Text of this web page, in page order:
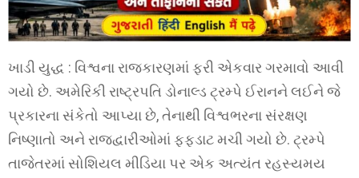
ખાડી યુદ્ધ : વિશ્વના રાજકારણમાં ફરી એકવાર ગરમાવો આવી
ગયો છે. અમેરિકી રાષ્ટ્રપતિ ડોનાલ્ડ ટ્રમ્પે ઈરાનને લઈને જે
પ્રકારના સંકેતો આપ્યા છે, તેનાથી વિશ્વભરના સંરક્ષણ
નિષ્ણાતો અને રાજદ્વારીઓમાં ફફડાટ મચી ગયો છે. ટ્રમ્પે
તાજેતરમાં સોશિયલ મીડિયા પર એક અત્યંત રહસ્યમય